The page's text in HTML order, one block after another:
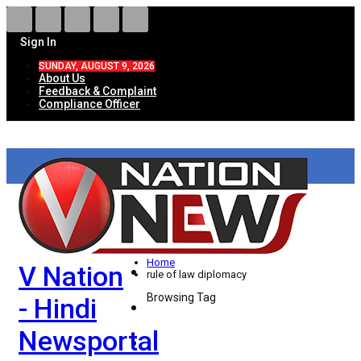
Sign In
SUNDAY, AUGUST 9, 2026
About Us
Feedback & Complaint
Compliance Officer
V Nation
- Hindi
Newsportal
HOME
ताज़ा खबरें
देश
विदेश
राज्य
Home
rule of law diplomacy
Browsing Tag